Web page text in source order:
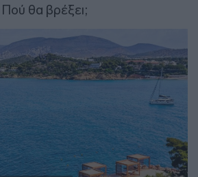
Πού θα βρέξει;